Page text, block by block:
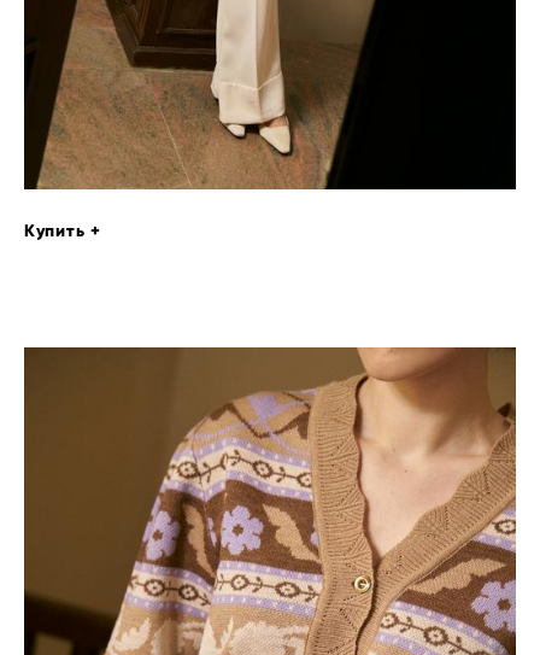
Купить +